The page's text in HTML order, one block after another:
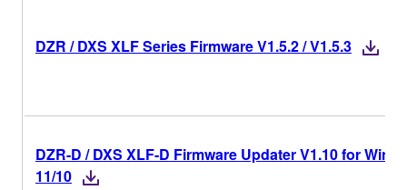
DZR / DXS XLF Series Firmware V1.5.2 / V1.5.3
DZR-D / DXS XLF-D Firmware Updater V1.10 for Win
11/10